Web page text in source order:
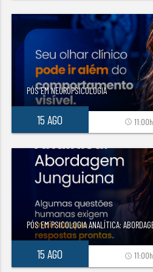
PÓS EM NEUROPSICOLOGIA
15 AGO access_time 11:00h
PÓS EM PSICOLOGIA ANALÍTICA:
15 AGO access_time 11:00h